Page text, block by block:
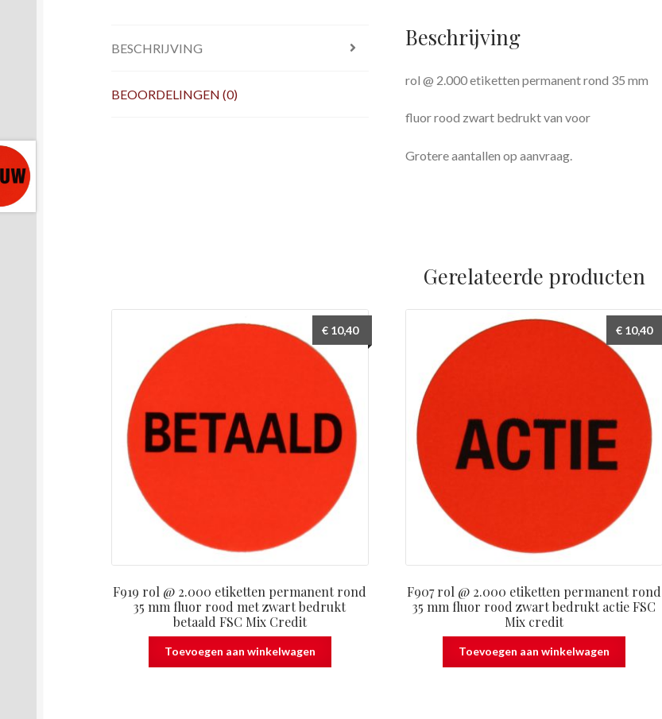
met
bedrukt
voor
Mix
BESCHRIJVING
BEOORDELINGEN (0)
Beschrijving
rol @ 2.000 etiketten permanent rond 35 mm
fluor rood zwart bedrukt van voor
Grotere aantallen op aanvraag.
Gerelateerde producten
F919 rol @ 2.000 etiketten permanent rond
35 mm fluor rood met zwart bedrukt
betaald FSC Mix Credit
€10,40
Toevoegen aan winkelwagen
F907 rol @ 2.000 etiketten permanent rond
35 mm fluor rood zwart bedrukt actie FSC
Mix credit
€10,40
Toevoegen aan winkelwagen